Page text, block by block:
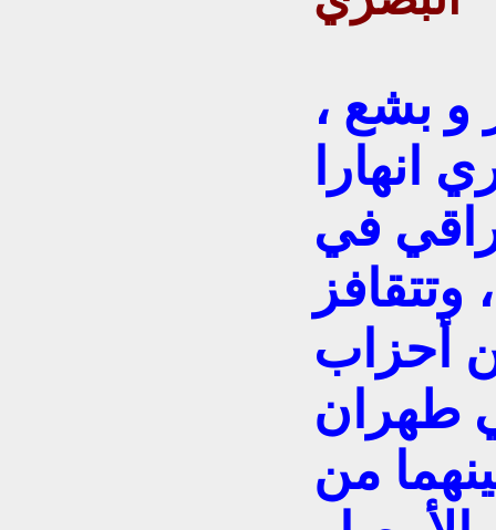
بشع ،
في
وتتقافز
أحزاب
طهران
من